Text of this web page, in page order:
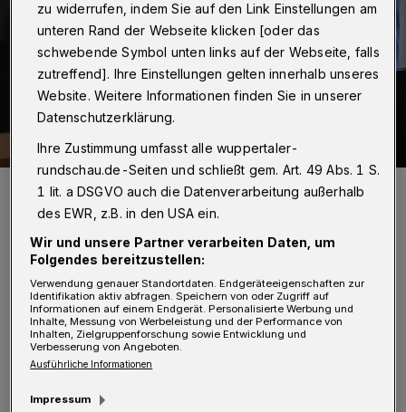
Die Vertreterinnen und Vertreter der Grundschule bei der
Preisübergabe mit Ministerin Dorothee Feller (re.).
Foto: Landesregierung NRW/Rupert Oberhäuser
M it dem Preis werden herausragende
Kooperationen, die die kulturelle
Bildung von Kindern und Jugendlichen
zu widerrufen, indem Sie auf den Link Einstellungen am
unteren Rand der Webseite klicken [oder das
schwebende Symbol unten links auf der Webseite, falls
zutreffend]. Ihre Einstellungen gelten innerhalb unseres
Website. Weitere Informationen finden Sie in unserer
Datenschutzerklärung.
Ihre Zustimmung umfasst alle wuppertaler-
rundschau.de-Seiten und schließt gem. Art. 49 Abs. 1 S.
1 lit. a DSGVO auch die Datenverarbeitung außerhalb
des EWR, z.B. in den USA ein.
Wir und unsere Partner verarbeiten Daten, um
Folgendes bereitzustellen:
Verwendung genauer Standortdaten. Endgeräteeigenschaften zur
Identifikation aktiv abfragen. Speichern von oder Zugriff auf
Informationen auf einem Endgerät. Personalisierte Werbung und
Inhalte, Messung von Werbeleistung und der Performance von
Inhalten, Zielgruppenforschung sowie Entwicklung und
Verbesserung von Angeboten.
Ausführliche Informationen
Impressum